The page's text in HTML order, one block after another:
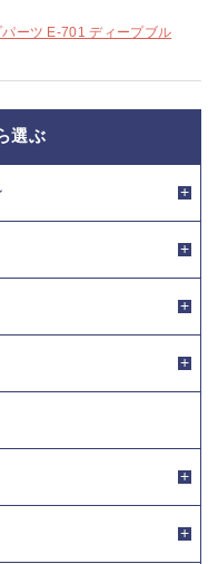
ーツ E-701 ディープブル
選ぶ